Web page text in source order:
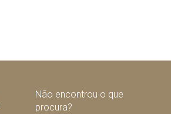
Não encontrou o que
procura?